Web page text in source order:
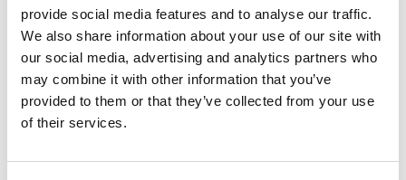
provide social media features and to analyse our traffic.
We also share information about your use of our site with
our social media, advertising and analytics partners who
may combine it with other information that you’ve
provided to them or that they’ve collected from your use
of their services.
к необходимым медицинским услугам.
В ходе двусторонних встреч с президентами Кот-
д'Ивуара, Экваториальной Гвинеи, Мали и Сьерра-
Леоне исполнительный директор ЮНЭЙДС
Мишель Сидибе подчеркнул важность совместного
вклада Китая и стран Африки в области